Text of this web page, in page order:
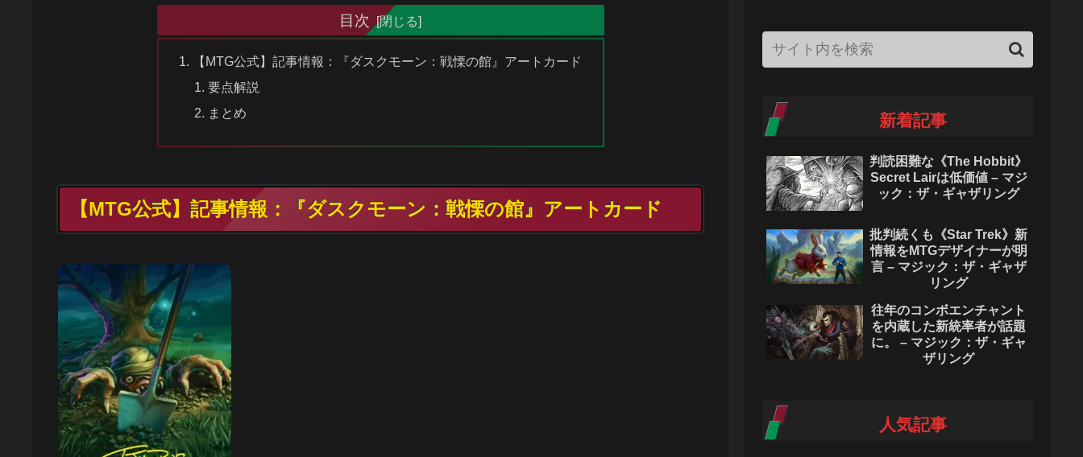
目次
【MTG公式】記事情報：『ダスクモーン：戦慄の館』アートカード
要点解説
まとめ
【MTG公式】記事情報：『ダスクモーン：戦慄の館』アートカード
新着記事
判読困難な《The Hobbit》
Secret Lairは低価値 – マジ
ック：ザ・ギャザリング
批判続くも《Star Trek》新
情報をMTGデザイナーが明
言 – マジック：ザ・ギャザ
リング
往年のコンボエンチャント
を内蔵した新統率者が話題
に。 – マジック：ザ・ギャ
ザリング
人気記事